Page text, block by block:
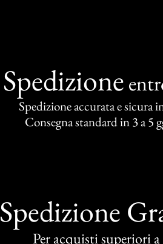
Spedizione
Spedizione accurata e sicura
Consegna standard in 3 a 5
Spedizione
Per acquisti superiori